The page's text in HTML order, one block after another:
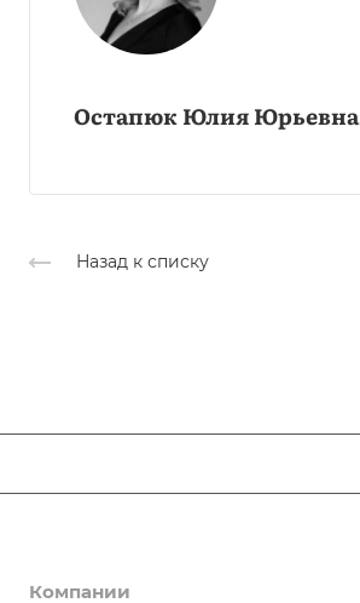
Остапюк Юлия Юрьевна
Назад к списку
Новости
Компании